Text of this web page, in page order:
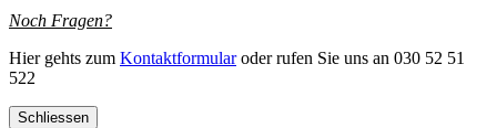
Noch Fragen?
Hier gehts zum Kontaktformularoder rufen Sie uns an 030 52 51
522
Schliessen